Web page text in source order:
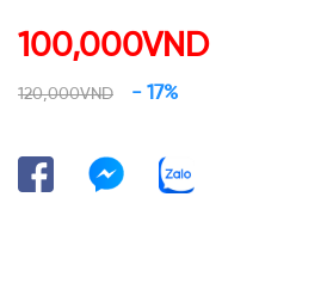
100,000VND
120,000VND - 17%